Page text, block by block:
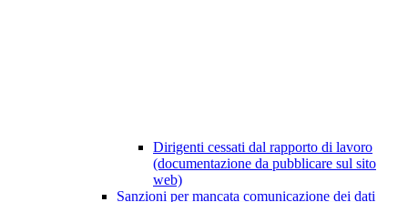
Dirigenti cessati dal rapporto di lavoro
(documentazione da pubblicare sul sito
web)
Sanzioni per mancata comunicazione dei dati